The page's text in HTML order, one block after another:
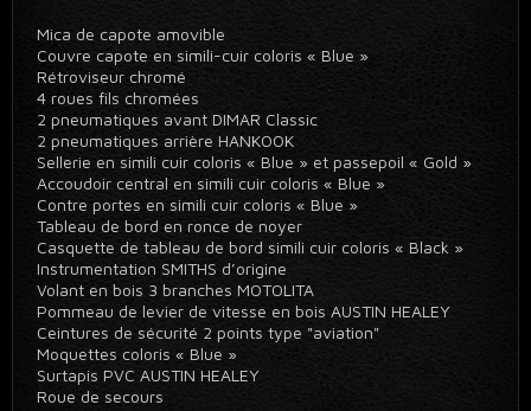
Mica de capote amovible
Couvre capote en simili-cuir coloris « Blue »
Rétroviseur chromé
4 roues fils chromées
2 pneumatiques avant DIMAR Classic
2 pneumatiques arrière HANKOOK
Sellerie en simili cuir coloris « Blue » et passepoil « Gold »
Accoudoir central en simili cuir coloris « Blue »
Contre portes en simili cuir coloris « Blue »
Tableau de bord en ronce de noyer
Casquette de tableau de bord simili cuir coloris « Black »
Instrumentation SMITHS d’origine
Volant en bois 3 branches MOTOLITA
Pommeau de levier de vitesse en bois AUSTIN HEALEY
Ceintures de sécurité 2 points type "aviation"
Moquettes coloris « Blue »
Surtapis PVC AUSTIN HEALEY
Roue de secours